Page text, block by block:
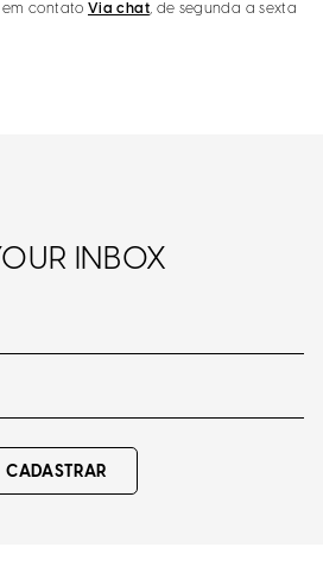
em contato Via chat, de segunda a sexta
INBOX
CADASTRAR